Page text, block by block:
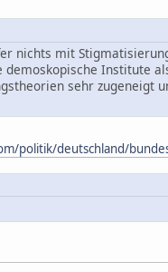
nichts mit
Institute
sehr zugeneigt
politik/deutschland/